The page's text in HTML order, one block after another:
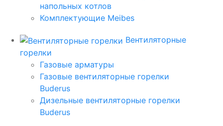
напольных котлов
Комплектующие Meibes
Вентиляторные
горелки
Газовые арматуры
Газовые вентиляторные горелки
Buderus
Дизельные вентиляторные горелки
Buderus